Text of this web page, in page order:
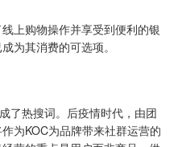
上购物操作并享受到便利的银
为其消费的可选项。
了热搜词。后疫情时代，由团
为KOC为品牌带来社群运营的